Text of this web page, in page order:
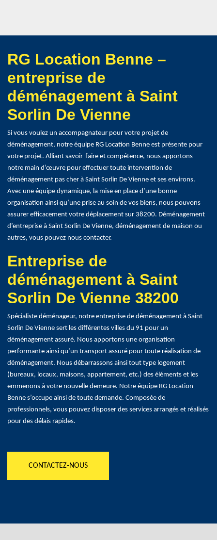
RG Location Benne –
entreprise de
déménagement à Saint
Sorlin De Vienne
Si vous voulez un accompagnateur pour votre projet de
déménagement, notre équipe RG Location Benne est présente pour
votre projet. Alliant savoir-faire et compétence, nous apportons
notre main d’œuvre pour effectuer toute intervention de
déménagement pas cher à Saint Sorlin De Vienne et ses environs.
Avec une équipe dynamique, la mise en place d’une bonne
organisation ainsi qu’une prise au soin de vos biens, nous pouvons
assurer efficacement votre déplacement sur 38200. Déménagement
d’entreprise à Saint Sorlin De Vienne, déménagement de maison ou
autres, vous pouvez nous contacter.
Entreprise de
déménagement à Saint
Sorlin De Vienne 38200
Spécialiste déménageur, notre entreprise de déménagement à Saint
Sorlin De Vienne sert les différentes villes du 91 pour un
déménagement assuré. Nous apportons une organisation
performante ainsi qu’un transport assuré pour toute réalisation de
déménagement. Nous débarrassons ainsi tout type logement
(bureaux, locaux, maisons, appartement, etc.) des éléments et les
emmenons à votre nouvelle demeure. Notre équipe RG Location
Benne s’occupe ainsi de toute demande. Composée de
professionnels, vous pouvez disposer des services arrangés et réalisés
pour des délais rapides.
CONTACTEZ-NOUS